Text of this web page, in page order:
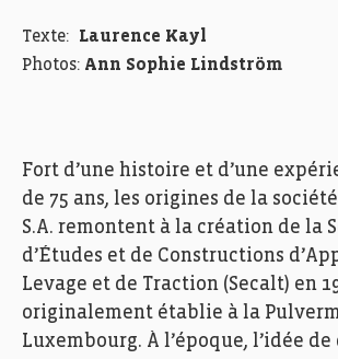
Texte:
Laurence Kayl
Photos: Ann Sophie Lindström
Fort d’une histoire et d’une
de 75 ans, les origines de la
S.A. remontent à la création de la
d’Études et de Constructions
Levage et de Traction (Secalt) en
originalement établie à la
Luxembourg. À l’époque, l’idée